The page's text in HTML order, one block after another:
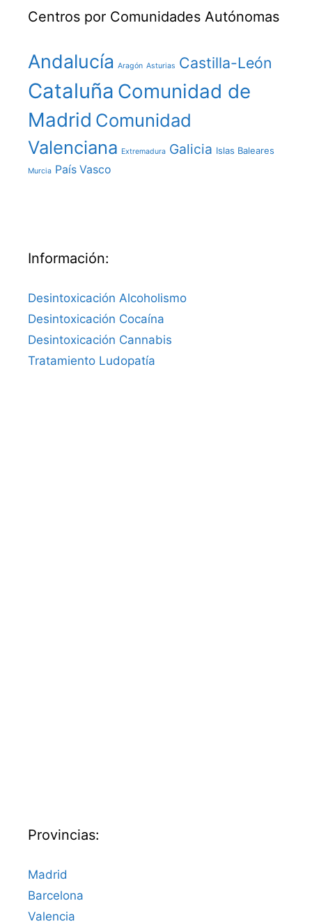
Centros por Comunidades Autónomas
Andalucía Aragón Asturias Castilla-León
Cataluña Comunidad de
Madrid Comunidad
Valenciana Extremadura Galicia Islas Baleares
Murcia País Vasco
Información:
Desintoxicación Alcoholismo
Desintoxicación Cocaína
Desintoxicación Cannabis
Tratamiento Ludopatía
Provincias:
Madrid
Barcelona
Valencia